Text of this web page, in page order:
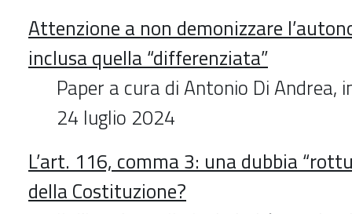
Attenzione a non demonizzare
inclusa quella “differenziata”
Paper a cura di Antonio Di Andrea,
24 luglio 2024
L’art. 116, comma 3: una dubbia
della Costituzione?